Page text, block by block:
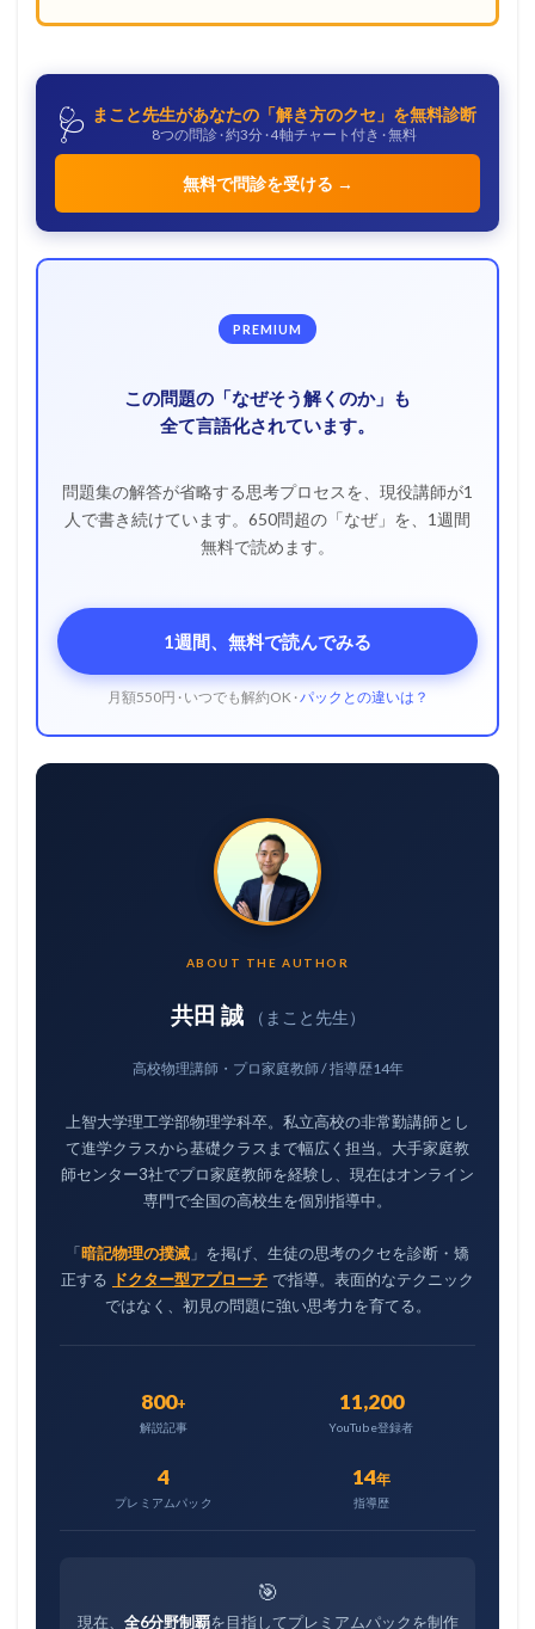
🩺 まこと先生があなたの「解き方のクセ」を無料診断
8つの問診 · 約3分 · 4軸チャート付き · 無料
無料で問診を受ける →
PREMIUM
この問題の「なぜそう解くのか」も
全て言語化されています。
問題集の解答が省略する思考プロセスを、現役講師が1
人で書き続けています。650問超の「なぜ」を、1週間
無料で読めます。
1週間、無料で読んでみる
月額550円 · いつでも解約OK · パックとの違いは？
ABOUT THE AUTHOR
共田 誠 （まこと先生）
高校物理講師・プロ家庭教師 / 指導歴14年
上智大学理工学部物理学科卒。私立高校の非常勤講師とし
て進学クラスから基礎クラスまで幅広く担当。大手家庭教
師センター3社でプロ家庭教師を経験し、現在はオンライン
専門で全国の高校生を個別指導中。
「暗記物理の撲滅 」を掲げ、生徒の思考のクセを診断・矯
正する ドクター型アプローチ で指導。表面的なテクニック
ではなく、初見の問題に強い思考力を育てる。
800+
解説記事
11,200
YouTube登録者
4
プレミアムパック
14年
指導歴
🎯
現在、 全6分野制覇を目指してプレミアムパックを制作